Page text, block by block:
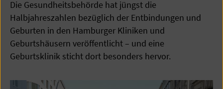
Die Gesundheitsbehörde hat jüngst die
Halbjahreszahlen bezüglich der Entbindungen und
Geburten in den Hamburger Kliniken und
Geburtshäusern veröffentlicht – und eine
Geburtsklinik sticht dort besonders hervor.